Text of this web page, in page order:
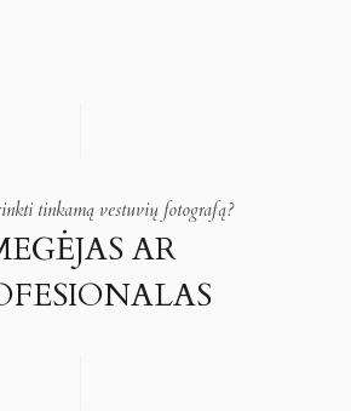
tinkamą vestuvių fotografą?
AR